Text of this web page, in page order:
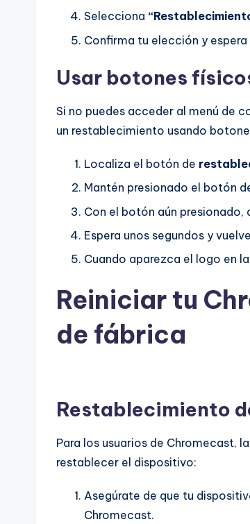
Selecciona
Confirma tu elección y
Usar botones
Si no puedes acceder al menú de
un restablecimiento usando
Localiza el botón de
Mantén presionado el botón
Con el botón aún
Espera unos segundos y
Cuando aparezca el logo en
Reiniciar tu
de fábrica
Restablecimiento
Para los usuarios de Chromecast,
restablecer el dispositivo:
Asegúrate de que tu
Chromecast.